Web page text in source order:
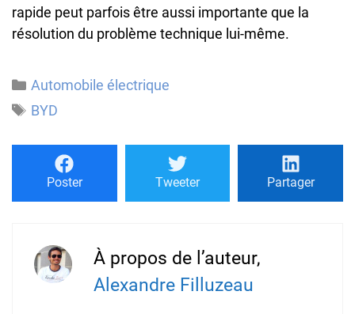
rapide peut parfois être aussi importante que la
résolution du problème technique lui-même.
Catégories
Automobile électrique
Étiquettes
BYD
Poster Tweeter Partager
À propos de l’auteur,
Alexandre Filluzeau